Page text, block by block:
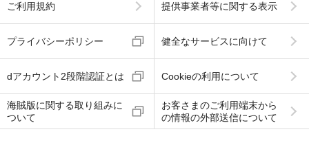
ご利用規約 提供事業者等に関する表示
プライバシーポリシー 健全なサービスに向けて
dアカウント2段階認証とは Cookieの利用について
海賊版に関する取り組みに
ついて
お客さまのご利用端末から
の情報の外部送信について